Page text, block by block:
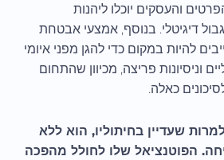
והעסקים יוכלו ליהנות
דיגיטלי. בנוסף, אמצעי אבטחת
להיות במקום כדי להגן מפני איומי
וניסיונות פריצה, מכיוון שהתחום
כאלה.
שעדיין בחיתוליו, הוא ללא
הפוטנציאל שלו לחולל מהפכה